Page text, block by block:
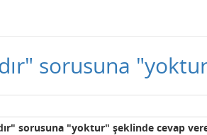
sorusuna
sorusuna "yoktur" şeklinde cevap